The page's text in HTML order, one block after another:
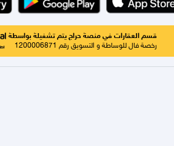
قسم العقارات في منصة حراج يتم تشغيلة بواسطة
رخصة فال للوساطة و التسويق رقم 1200006871